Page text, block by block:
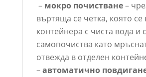
– мокро почистване–
въртяща се четка, която се
контейнера с чиста вода и
самопочиства като
отвежда в отделен
–автоматично